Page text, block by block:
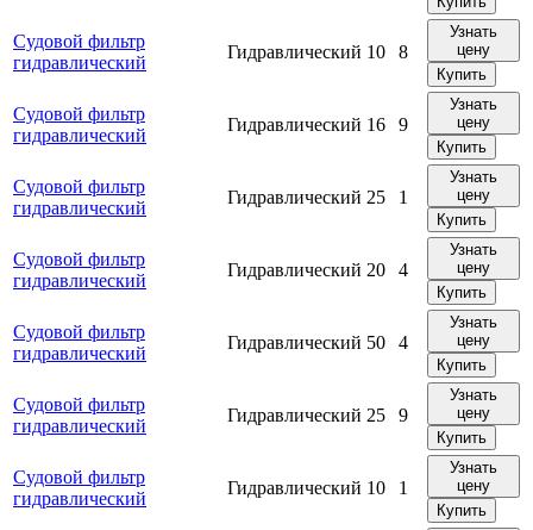
Судовой фильтр
гидравлический
Гидравлический 10 8
Узнать
цену
Купить
Судовой фильтр
гидравлический
Гидравлический 16 9
Узнать
цену
Купить
Судовой фильтр
гидравлический
Гидравлический 25 1
Узнать
цену
Купить
Судовой фильтр
гидравлический
Гидравлический 20 4
Узнать
цену
Купить
Судовой фильтр
гидравлический
Гидравлический 50 4
Узнать
цену
Купить
Судовой фильтр
гидравлический
Гидравлический 25 9
Узнать
цену
Купить
Судовой фильтр
гидравлический
Гидравлический 10 1
Узнать
цену
Купить